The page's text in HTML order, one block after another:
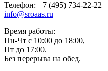
Телефон: +7 (495) 734-22-22
info@sroaas.ru
Время работы:
Пн-Чт с 10:00 до 18:00,
Пт до 17:00.
Без перерыва на обед.